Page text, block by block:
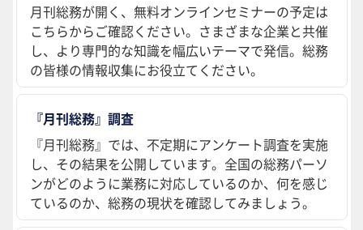
月刊総務が開く、無料オンラインセミナーの予定は
こちらからご確認ください。さまざまな企業と共催
し、より専門的な知識を幅広いテーマで発信。総務
の皆様の情報収集にお役立てください。
『月刊総務』調査
『月刊総務』では、不定期にアンケート調査を実施
し、その結果を公開しています。全国の総務パーソ
ンがどのように業務に対応しているのか、何を感じ
ているのか、総務の現状を確認してみましょう。